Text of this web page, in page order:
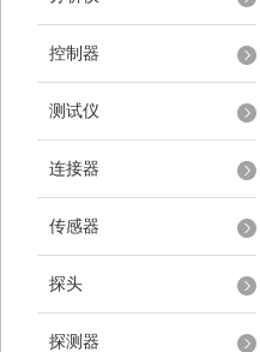
控制器
测试仪
连接器
传感器
探头
探测器